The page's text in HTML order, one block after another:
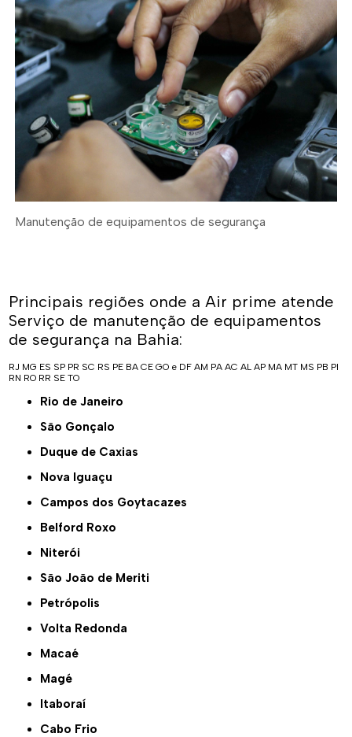
Manutenção de equipamentos de segurança
Principais regiões onde a Air prime atende
Serviço de manutenção de equipamentos
de segurança na Bahia:
RJ MG ES SP PR SC RS PE BA CE GO e DF AM PA AC AL AP MA MT MS PB PI
RN RO RR SE TO
Rio de Janeiro
São Gonçalo
Duque de Caxias
Nova Iguaçu
Campos dos Goytacazes
Belford Roxo
Niterói
São João de Meriti
Petrópolis
Volta Redonda
Macaé
Magé
Itaboraí
Cabo Frio